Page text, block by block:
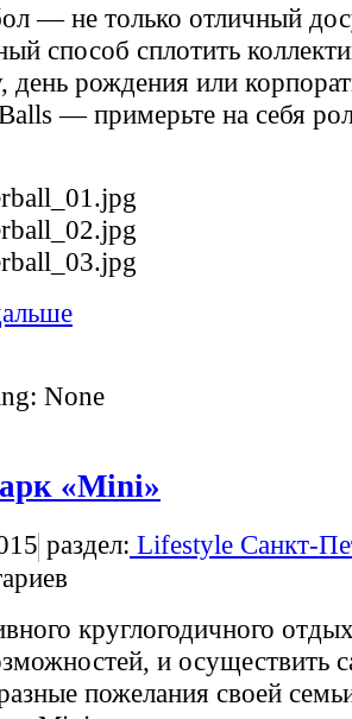
— не только отличный
способ сплотить
день рождения или
— примерьте на себя
None
«Mini»
раздел: Lifestyle Санкт-
круглогодичного
и осуществить
пожелания своей